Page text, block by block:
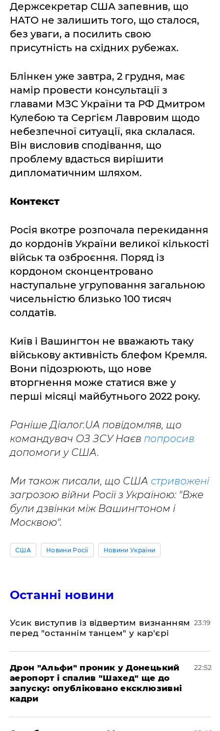
Держсекретар США запевнив, що
НАТО не залишить того, що сталося,
без уваги, а посилить свою
присутність на східних рубежах.
Блінкен уже завтра, 2 грудня, має
намір провести консультації з
главами МЗС України та РФ Дмитром
Кулебою та Сергієм Лавровим щодо
небезпечної ситуації, яка склалася.
Він висловив сподівання, що
проблему вдасться вирішити
дипломатичним шляхом.
Контекст
Росія вкотре розпочала перекидання
до кордонів України великої кількості
військ та озброєння. Поряд із
кордоном сконцентровано
наступальне угруповання загальною
чисельністю близько 100 тисяч
солдатів.
Київ і Вашингтон не вважають таку
військову активність блефом Кремля.
Вони підозрюють, що нове
вторгнення може статися вже у
перші місяці майбутнього 2022 року.
Раніше Діалог.UA повідомляв, що
командувач ОЗ ЗСУ Наєв попросив
допомоги у США.
Ми також писали, що США стривожені
загрозою війни Росії з Україною: "Вже
були дзвінки між Вашингтоном і
Москвою".
США Новини Росії Новини України
Останні новини
​Усик виступив із відвертим визнанням
перед "останнім танцем" у кар'єрі
23:19
​Дрон "Альфи" проник у Донецький
аеропорт і спалив "Шахед" ще до
запуску: опубліковано ексклюзивні
кадри
22:52